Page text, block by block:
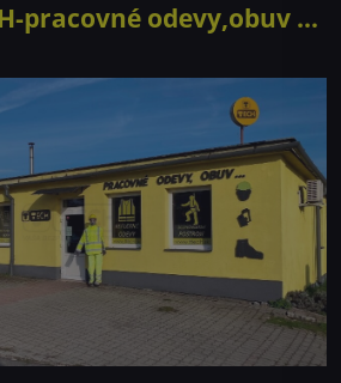
pracovné odevy,obuv ...